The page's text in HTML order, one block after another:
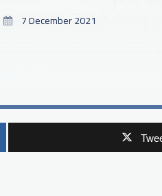
7 December 2021